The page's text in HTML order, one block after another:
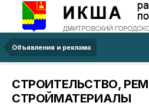
Объявления и реклама
СТРОИТЕЛЬСТВО,
СТРОЙМАТЕРИАЛЫ